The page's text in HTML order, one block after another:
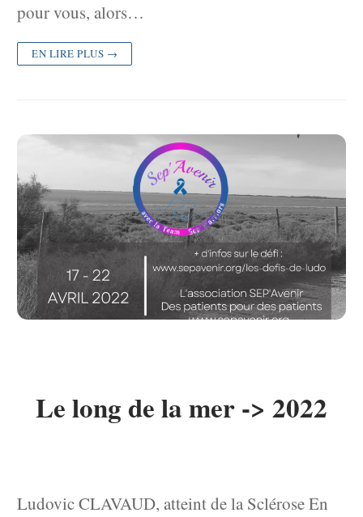
pour vous, alors…
EN LIRE PLUS →
Le long de la mer -> 2022
Ludovic CLAVAUD, atteint de la Sclérose En